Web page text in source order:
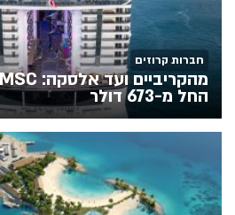
חברות קרוזים
החל מ-673 דולר